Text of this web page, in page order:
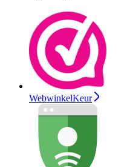
WebwinkelKeur